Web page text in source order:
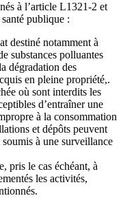
à l’article L1321-2 et
publique :
destiné notamment à
substances polluantes
dégradation des
en pleine propriété,.
où sont interdits les
d’entraîner une
à la consommation
et dépôts peuvent
à une surveillance
pris le cas échéant, à
les activités,